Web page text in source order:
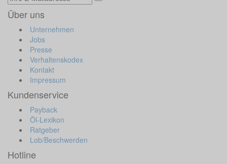
Über uns
Unternehmen
Jobs
Presse
Verhaltenskodex
Kontakt
Impressum
Kundenservice
Payback
Öl-Lexikon
Ratgeber
Lob/Beschwerden
Hotline